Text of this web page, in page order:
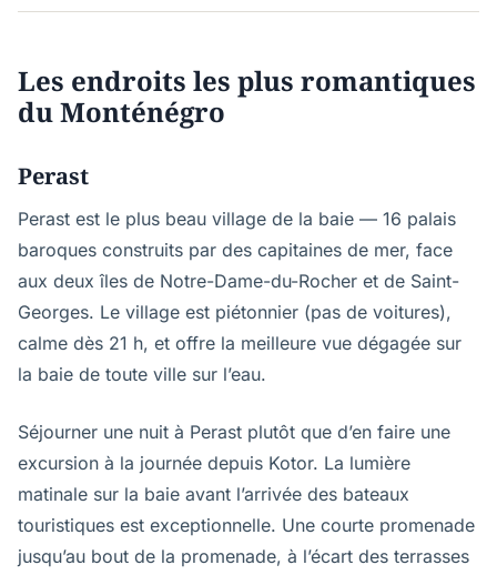
Les endroits les plus romantiques
du Monténégro
Perast
Perast est le plus beau village de la baie — 16 palais
baroques construits par des capitaines de mer, face
aux deux îles de Notre-Dame-du-Rocher et de Saint-
Georges. Le village est piétonnier (pas de voitures),
calme dès 21 h, et offre la meilleure vue dégagée sur
la baie de toute ville sur l’eau.
Séjourner une nuit à Perast plutôt que d’en faire une
excursion à la journée depuis Kotor. La lumière
matinale sur la baie avant l’arrivée des bateaux
touristiques est exceptionnelle. Une courte promenade
jusqu’au bout de la promenade, à l’écart des terrasses